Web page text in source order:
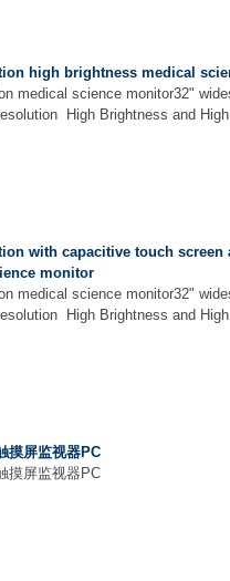
high brightness medical
medical science monitor32"
High Brightness and
with capacitive touch screen
monitor
medical science monitor32"
High Brightness and
摸屏监视器PC
摸屏监视器PC